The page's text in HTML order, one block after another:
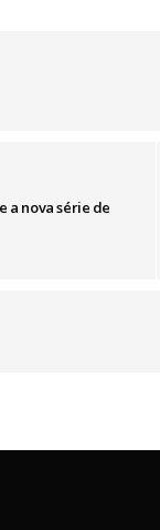
a nova série de